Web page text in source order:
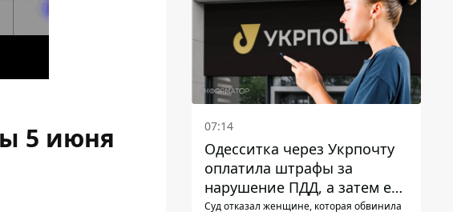
5 июня
07:14
Одесситка через Укрпочту
оплатила штрафы за
нарушение ПДД, а затем ее
счета заблокировали - в
Суд отказал женщине, которая обвинила